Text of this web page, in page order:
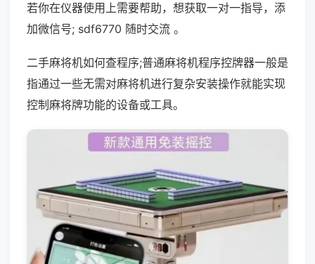
若你在仪器使用上需要帮助，想获取一对一指导，添
加微信号; sdf6770 随时交流 。
二手麻将机如何查程序;普通麻将机程序控牌器一般是
指通过一些无需对麻将机进行复杂安装操作就能实现
控制麻将牌功能的设备或工具。